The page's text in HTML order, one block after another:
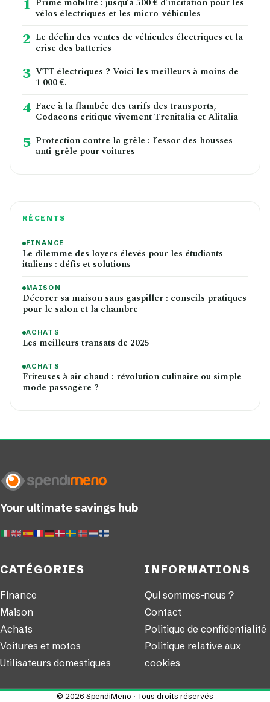
1 vélos électriques et les micro-véhicules
2 Le déclin des ventes de véhicules électriques et la
crise des batteries
3 VTT électriques ? Voici les meilleurs à moins de
1 000 €.
4 Face à la flambée des tarifs des transports,
Codacons critique vivement Trenitalia et Alitalia
5 Protection contre la grêle : l’essor des housses
anti-grêle pour voitures
RÉCENTS
FINANCE
Le dilemme des loyers élevés pour les étudiants
italiens : défis et solutions
MAISON
Décorer sa maison sans gaspiller : conseils pratiques
pour le salon et la chambre
ACHATS
Les meilleurs transats de 2025
ACHATS
Friteuses à air chaud : révolution culinaire ou simple
mode passagère ?
Your ultimate savings hub
CATÉGORIES
Finance
Maison
Achats
Voitures et motos
Utilisateurs domestiques
INFORMATIONS
Qui sommes-nous ?
Contact
Politique de confidentialité
Politique relative aux
cookies
© 2026 SpendiMeno · Tous droits réservés